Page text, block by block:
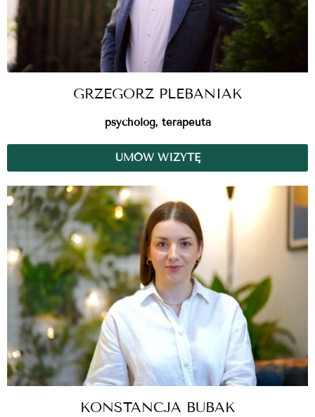
GRZEGORZ PLEBANIAK
psycholog, terapeuta
UMÓW WIZYTĘ
KONSTANCJA BUBAK